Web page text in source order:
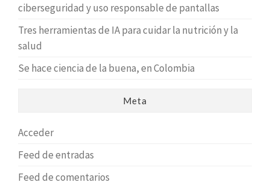
ciberseguridad y uso responsable de pantallas
Tres herramientas de IA para cuidar la nutrición y la
salud
Se hace ciencia de la buena, en Colombia
Meta
Acceder
Feed de entradas
Feed de comentarios